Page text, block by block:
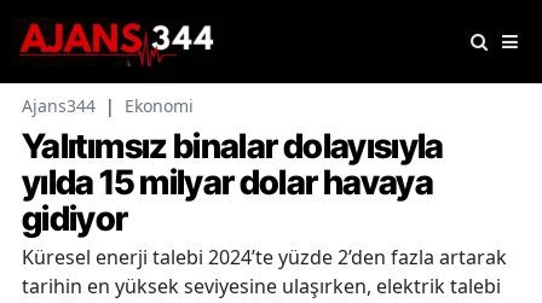
Ajans344 | Ekonomi
Yalıtımsız binalar dolayısıyla
yılda 15 milyar dolar havaya
gidiyor
Küresel enerji talebi 2024’te yüzde 2’den fazla artarak
tarihin en yüksek seviyesine ulaşırken, elektrik talebi